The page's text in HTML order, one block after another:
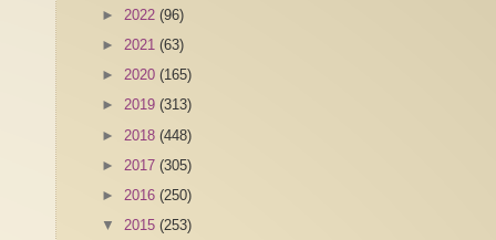
► 2022 (96)
► 2021 (63)
► 2020 (165)
► 2019 (313)
► 2018 (448)
► 2017 (305)
► 2016 (250)
▼ 2015 (253)